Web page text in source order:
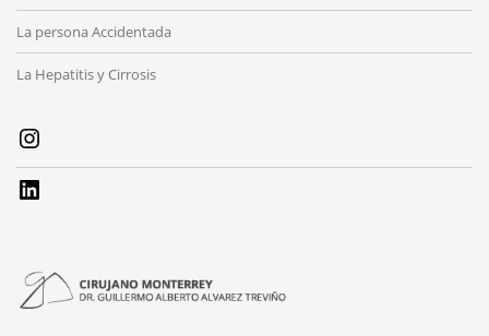
La persona Accidentada
La Hepatitis y Cirrosis